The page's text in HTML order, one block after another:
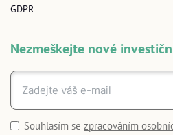
GDPR
Nezmeškejte nové
Souhlasím se zpracováním